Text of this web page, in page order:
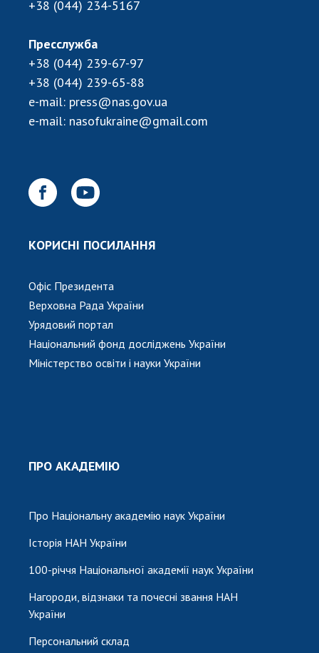
+38 (044) 234-5167
Пресслужба
+38 (044) 239-67-97
+38 (044) 239-65-88
e-mail: press@nas.gov.ua
e-mail: nasofukraine@gmail.com
КОРИСНІ ПОСИЛАННЯ
Офіс Президента
Верховна Рада України
Урядовий портал
Національний фонд досліджень України
Міністерство освіти і науки України
ПРО АКАДЕМІЮ
Про Національну академію наук України
Історія НАН України
100-річчя Національної академії наук України
Нагороди, відзнаки та почесні звання НАН
України
Персональний склад